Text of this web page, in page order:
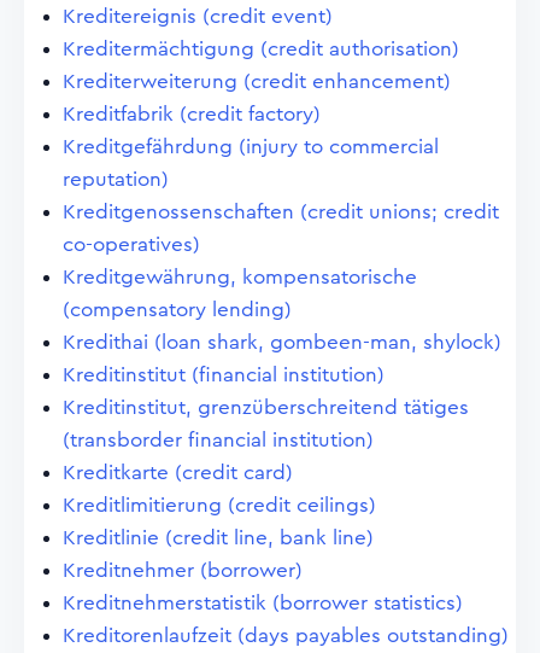
Kreditereignis (credit event)
Kreditermächtigung (credit authorisation)
Krediterweiterung (credit enhancement)
Kreditfabrik (credit factory)
Kreditgefährdung (injury to commercial
reputation)
Kreditgenossenschaften (credit unions; credit
co-operatives)
Kreditgewährung, kompensatorische
(compensatory lending)
Kredithai (loan shark, gombeen-man, shylock)
Kreditinstitut (financial institution)
Kreditinstitut, grenzüberschreitend tätiges
(transborder financial institution)
Kreditkarte (credit card)
Kreditlimitierung (credit ceilings)
Kreditlinie (credit line, bank line)
Kreditnehmer (borrower)
Kreditnehmerstatistik (borrower statistics)
Kreditorenlaufzeit (days payables outstanding)